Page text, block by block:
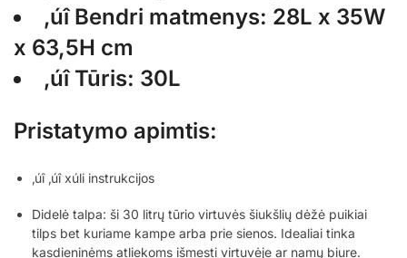
‚úî Bendri matmenys: 28L x 35W
x 63,5H cm
‚úî Tūris: 30L
Pristatymo apimtis:
‚úî ‚úî xúli instrukcijos
Didelė talpa: ši 30 litrų tūrio virtuvės šiukšlių dėžė puikiai
tilps bet kuriame kampe arba prie sienos. Idealiai tinka
kasdieninėms atliekoms išmesti virtuvėje ar namų biure.